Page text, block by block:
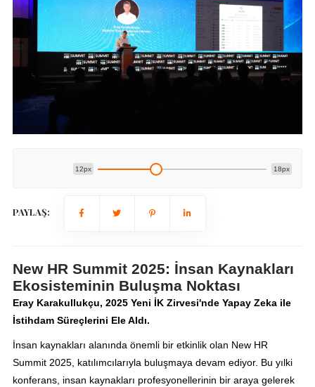
12px 18px
PAYLAŞ:
New HR Summit 2025: İnsan Kaynakları
Ekosisteminin Buluşma Noktası
Eray Karakullukçu, 2025 Yeni İK Zirvesi'nde Yapay Zeka ile
İstihdam Süreçlerini Ele Aldı.
İnsan kaynakları alanında önemli bir etkinlik olan New HR
Summit 2025, katılımcılarıyla buluşmaya devam ediyor. Bu yılki
konferans, insan kaynakları profesyonellerinin bir araya gelerek